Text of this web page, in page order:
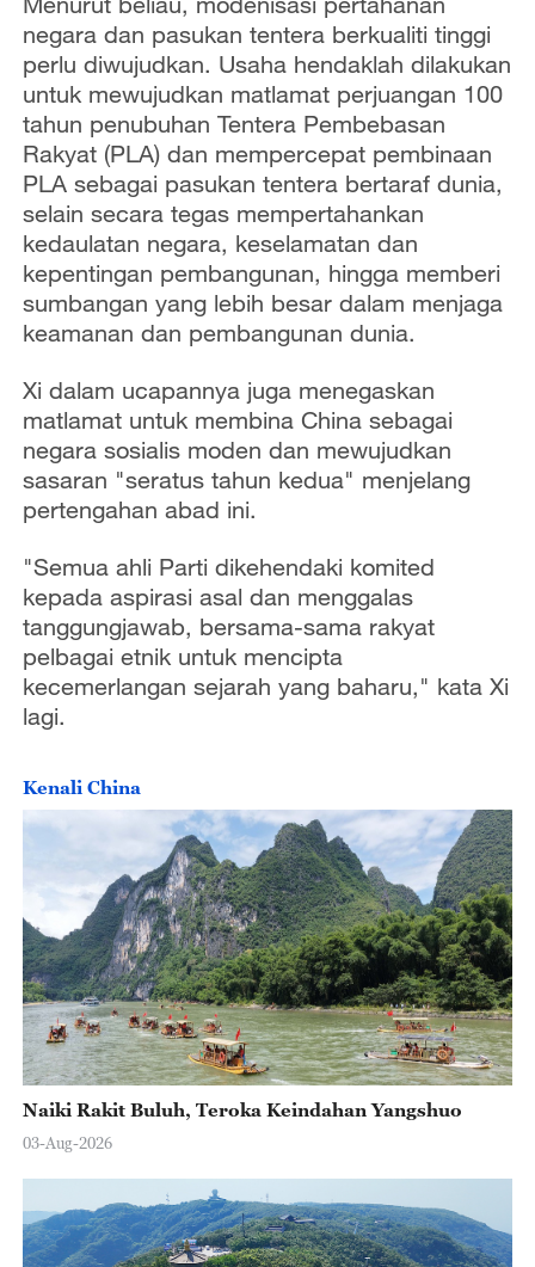
negara dan pasukan tentera berkualiti tinggi
perlu diwujudkan. Usaha hendaklah dilakukan
untuk mewujudkan matlamat perjuangan 100
tahun penubuhan Tentera Pembebasan
Rakyat (PLA) dan mempercepat pembinaan
PLA sebagai pasukan tentera bertaraf dunia,
selain secara tegas mempertahankan
kedaulatan negara, keselamatan dan
kepentingan pembangunan, hingga memberi
sumbangan yang lebih besar dalam menjaga
keamanan dan pembangunan dunia.
Xi dalam ucapannya juga menegaskan
matlamat untuk membina China sebagai
negara sosialis moden dan mewujudkan
sasaran "seratus tahun kedua" menjelang
pertengahan abad ini.
"Semua ahli Parti dikehendaki komited
kepada aspirasi asal dan menggalas
tanggungjawab, bersama-sama rakyat
pelbagai etnik untuk mencipta
kecemerlangan sejarah yang baharu," kata Xi
lagi.
Kenali China
Naiki Rakit Buluh, Teroka Keindahan Yangshuo
03-Aug-2026